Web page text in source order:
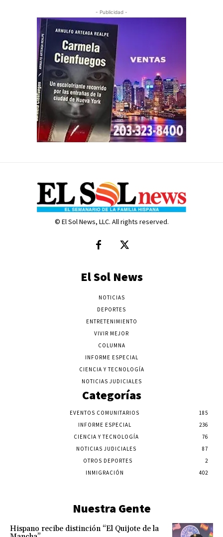
- Publicidad -
© El Sol News, LLC. All rights reserved.
El Sol News
NOTICIAS
DEPORTES
ENTRETENIMIENTO
VIVIR MEJOR
COLUMNA
INFORME ESPECIAL
CIENCIA Y TECNOLOGÍA
NOTICIAS JUDICIALES
Categorías
EVENTOS COMUNITARIOS
185
INFORME ESPECIAL
236
CIENCIA Y TECNOLOGÍA
76
NOTICIAS JUDICIALES
87
OTROS DEPORTES
2
INMIGRACIÓN
402
Nuestra Gente
Hispano recibe distinción “El Quijote de la